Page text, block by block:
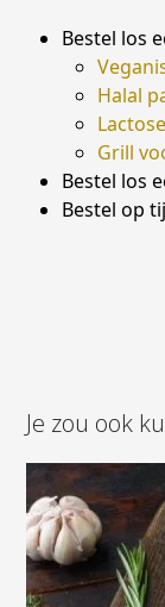
Bestel los
Halal
Grill
Bestel los
Bestel op
Je zou ook